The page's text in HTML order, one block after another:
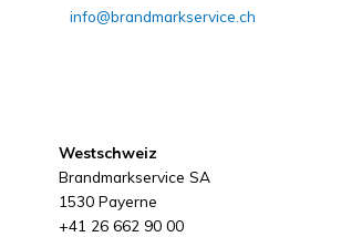
info@brandmarkservice.ch
Westschweiz
Brandmarkservice SA
1530 Payerne
+41 26 662 90 00